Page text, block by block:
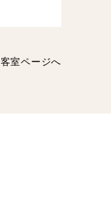
客室ページへ